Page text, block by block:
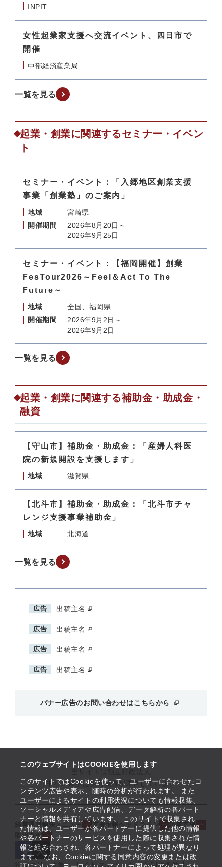
このウェブサイトはCOOKIEを使用します
このサイトではCookieを使って、ユーザーに合わせたコ
ンテンツ広告や表示、随時の分析が行われます。 また
ユーザーによるサイトの利用状況についても情報収集、
ソーシャルメディアや広告配信、データ解析の各パート
ナーと情報を共有しています。 このサイトで収集され
た情報は、ユーザーが各パートナーに提供した他の情報
や各パートナーのサービスを使用した際に収集された情
報と組み合わされ、各パートナーによって処理が異なり
ます。 なお、Cookieに関する同意内容の変更または改
INPIT
女性起業家支援へ交流イベント、四日市で
開催
中部経済産業局
一覧を見る
起業・創業に関連するセミナー・イベン
ト
セミナー・イベント：「入郷地区創業支援
事業「創業塾」のご案内」
地域
宮崎県
開催期間
2026年8月20日～
2026年9月25日
セミナー・イベント：【福岡開催】創業
FesTour2026～Feel＆Act To The
Future～
地域
全国、福岡県
開催期間
2026年9月2日～
2026年9月2日
一覧を見る
起業・創業に関連する補助金・助成金・
融資
【守山市】補助金・助成金：「産婦人科医
院の新規開設を支援します」
地域 滋賀県
【北斗市】補助金・助成金：「北斗市チャ
レンジ支援事業補助金」
地域 北海道
一覧を見る
広告 出稿主名
広告 出稿主名
広告 出稿主名
広告 出稿主名
バナー広告のお問い合わせはこちらから
中小企業基盤整備機構が運営しています
経営課題解決メニュー 支援情報ヘッドライン
起業支援
取組事例
役立つリンク集 サイトマップ サイト利用条件